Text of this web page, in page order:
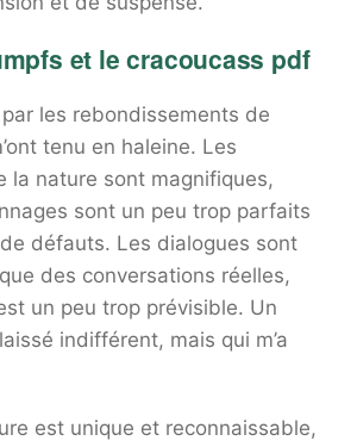
et le cracoucass pdf
par les rebondissements de
tenu en haleine. Les
la nature sont magnifiques,
sont un peu trop parfaits
défauts. Les dialogues sont
des conversations réelles,
un peu trop prévisible. Un
indifférent, mais qui m’a
est unique et reconnaissable,